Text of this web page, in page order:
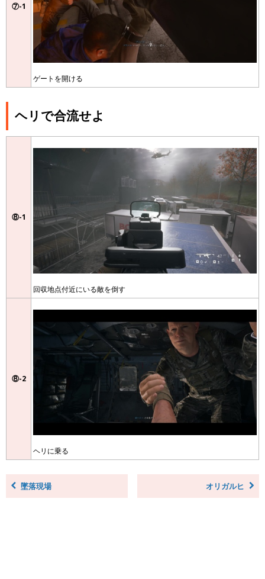
⑦-1
ゲートを開ける
ヘリで合流せよ
⑧-1
回収地点付近にいる敵を倒す
⑧-2
ヘリに乗る
墜落現場 オリガルヒ